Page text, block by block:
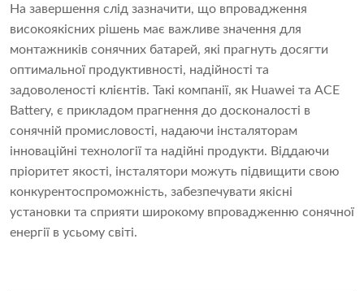
На завершення слід зазначити, що впровадження
високоякісних рішень має важливе значення для
монтажників сонячних батарей, які прагнуть досягти
оптимальної продуктивності, надійності та
задоволеності клієнтів. Такі компанії, як Huawei та ACE
Battery, є прикладом прагнення до досконалості в
сонячній промисловості, надаючи інсталяторам
інноваційні технології та надійні продукти. Віддаючи
пріоритет якості, інсталятори можуть підвищити свою
конкурентоспроможність, забезпечувати якісні
установки та сприяти широкому впровадженню сонячної
енергії в усьому світі.